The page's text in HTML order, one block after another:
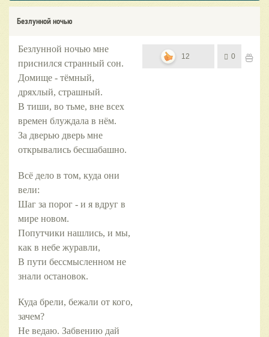
Безлунной ночью
Безлунной ночью мне
приснился странный сон.
Домище - тёмный,
дряхлый, страшный.
В тиши, во тьме, вне всех
времен блуждала в нём.
За дверью дверь мне
открывались бесшабашно.
Всё дело в том, куда они
вели:
Шаг за порог - и я вдруг в
мире новом.
Попутчики нашлись, и мы,
как в небе журавли,
В пути бессмысленном не
знали остановок.
Куда брели, бежали от кого,
зачем?
Не ведаю. Забвению дай
12 0